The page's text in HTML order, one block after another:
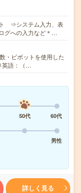
ト ⇒システム入力、表
グへの入力など＊…
・ピボットを使用した
英語：（…
50代
60代
男性
詳しく見る